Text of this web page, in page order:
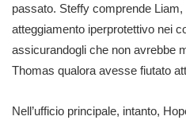
passato. Steffy comprende
atteggiamento iperprotettivo nei
assicurandogli che non avrebbe
Thomas qualora avesse fiutato
Nell’ufficio principale, intanto,